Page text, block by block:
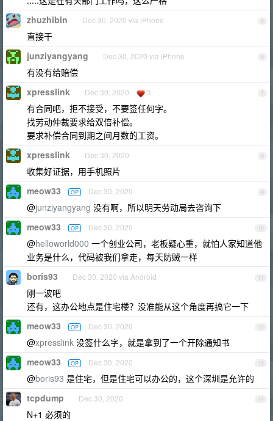
5
zhuzhibin Dec 30, 2020 via iPhone
直接干
6
junziyangyang Dec 30, 2020 via iPhone
有没有给赔偿
7
xpresslink Dec 30, 2020 3
有合同吧，拒不接受，不要签任何字。
找劳动仲裁要求给双倍补偿。
要求补偿合同到期之间月数的工资。
8
xpresslink Dec 30, 2020
收集好证据，用手机照片
9
meow33 OP Dec 30, 2020
@junziyangyang 没有啊，所以明天劳动局去咨询下
10
meow33 OP Dec 30, 2020
@helloworld000 一个创业公司，老板疑心重，就怕人家知道他
业务是什么，代码被我们拿走，每天防贼一样
11
boris93 Dec 30, 2020 via Android
刚一波吧
还有，这办公地点是住宅楼？没准能从这个角度再搞它一下
12
meow33 OP Dec 30, 2020
@xpresslink 没签什么字，就是拿到了一个开除通知书
13
meow33 OP Dec 30, 2020
@boris93 是住宅，但是住宅可以办公的，这个深圳是允许的
14
tcpdump Dec 30, 2020
N+1 必须的